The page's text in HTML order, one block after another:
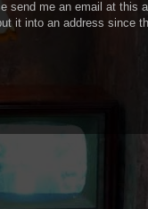
send me an email at this
it into an address since